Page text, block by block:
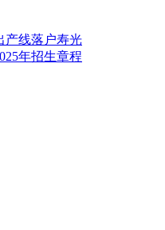
产线落户寿光
年招生章程